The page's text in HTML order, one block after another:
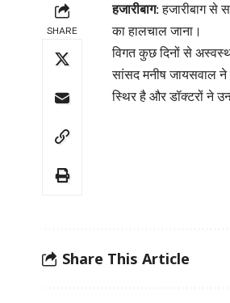
SHARE
हजारीबाग:हजारीबाग से
का हालचाल जाना।
विगत कुछ दिनों से
सांसद मनीष जायसवाल
स्थिर है और डॉक्टरों ने
Share This Article